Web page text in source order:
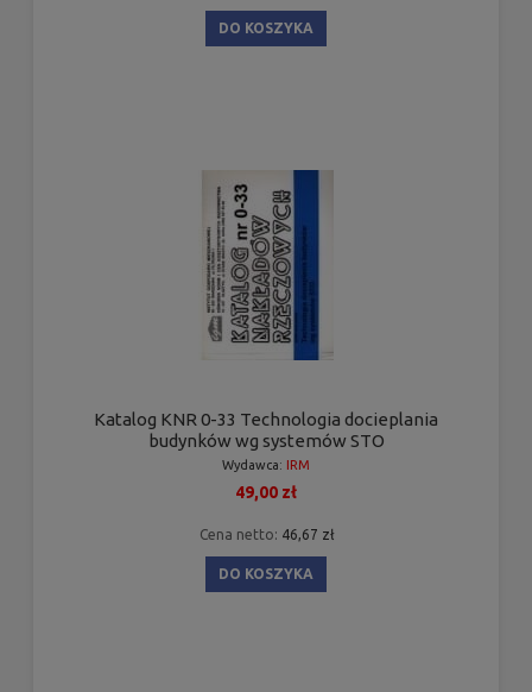
DO KOSZYKA
Katalog KNR 0-33 Technologia docieplania
budynków wg systemów STO
Wydawca: IRM
49,00 zł
Cena netto: 46,67 zł
DO KOSZYKA